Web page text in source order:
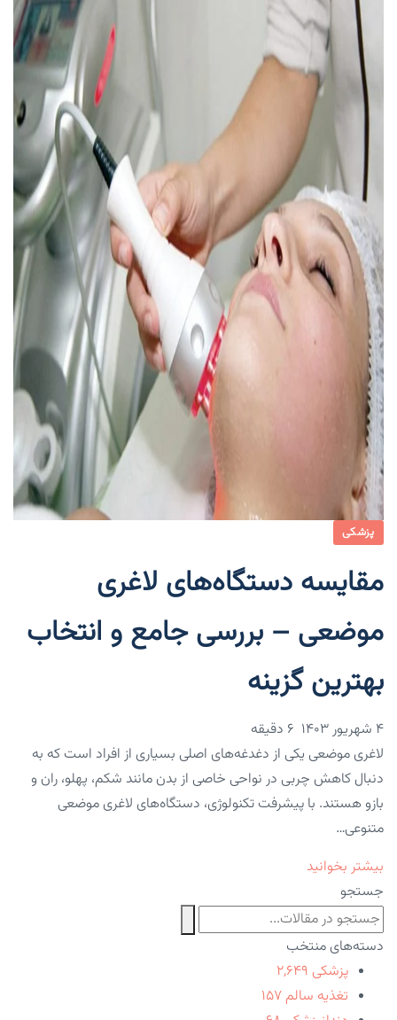
پزشکی
مقایسه دستگاه‌های لاغری
موضعی – بررسی جامع و انتخاب
بهترین گزینه
۴ شهریور ۱۴۰۳
لاغری موضعی یکی از دغدغه‌های اصلی بسیاری از افراد است که به
دنبال کاهش چربی در نواحی خاصی از بدن مانند شکم، پهلو، ران و
بازو هستند. با پیشرفت تکنولوژی، دستگاه‌های لاغری موضعی
متنوعی…
بیشتر بخوانید
جستجو
دسته‌های منتخب
پزشکی ۲,۶۴۹
تغذیه سالم ۱۵۷